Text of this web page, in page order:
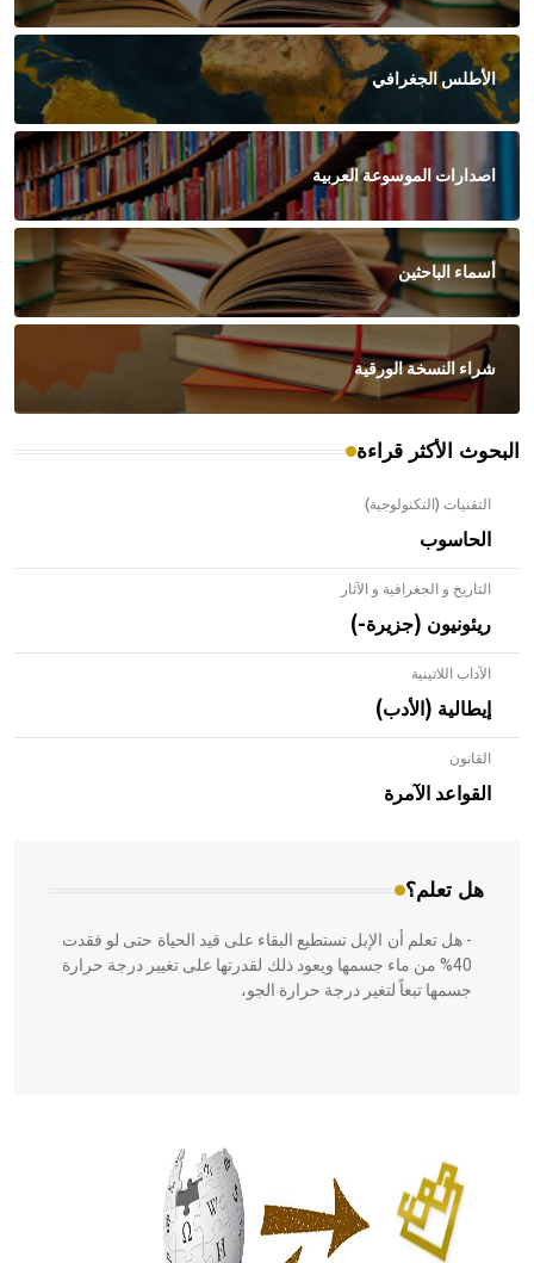
الأطلس الجغرافي
اصدارات الموسوعة العربية
أسماء الباحثين
شراء النسخة الورقية
البحوث الأكثر قراءة
التقنيات (التكنولوجية)
الحاسوب
التاريخ و الجغرافية و الآثار
ريئونيون (جزيرة-)
الآداب اللاتينية
إيطالية (الأدب)
القانون
القواعد الآمرة
هل تعلم؟
- هل تعلم أن الأبلق نوع من الفنون الهندسية التي ارتبطت
بالعمارة الإسلامية في بلاد الشام ومصر خاصة، حيث يحرص
المعمار على بناء مداميكه وخاصة في الواجهات
- هل تعلم أن الإبل تستطيع البقاء على قيد الحياة حتى لو فقدت
40% من ماء جسمها ويعود ذلك لقدرتها على تغيير درجة حرارة
جسمها تبعاً لتغير درجة حرارة الجو،
الحكم، الأدلة، تنظيم التغذية، ورسالته في جروح الرأس. ويعود
له الفضل بأنه حرر الطب من الدين والفلسفة.